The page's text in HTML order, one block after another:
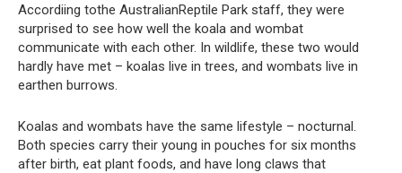
Accordiing tothe AustralianReptile Park staff, they were
surprised to see how well the koala and wombat
communicate with each other. In wildlife, these two would
hardly have met – koalas live in trees, and wombats live in
earthen burrows.
Koalas and wombats have the same lifestyle – nocturnal.
Both species carry their young in pouches for six months
after birth, eat plant foods, and have long claws that